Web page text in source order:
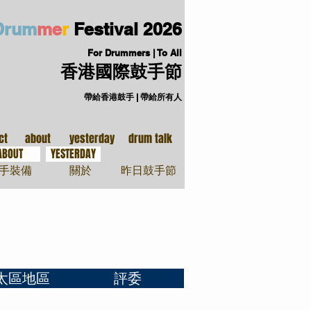
rummer Festival 2026
For Drummers | To All
香港國際鼓手節
帶給香港鼓手 | 帶給所有人
YESTERDAY
裝備 關於
about yesterday drum talk
裝備 關於 昨日鼓手節
區地區 評委